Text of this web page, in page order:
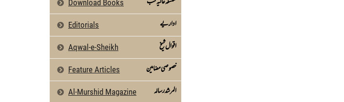
Download Books
Editorials اداریے
Aqwal-e-Sheikh اقوال شیخ
Feature Articles خصوصی مضامین
Al-Murshid Magazine المرشد رسالہ